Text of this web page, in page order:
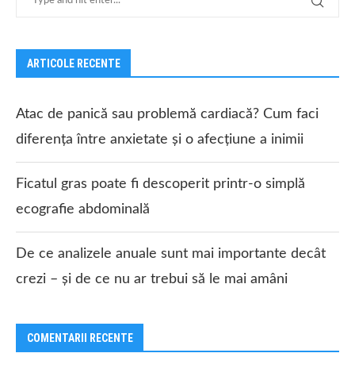
ARTICOLE RECENTE
Atac de panică sau problemă cardiacă? Cum faci
diferența între anxietate și o afecțiune a inimii
Ficatul gras poate fi descoperit printr-o simplă
ecografie abdominală
De ce analizele anuale sunt mai importante decât
crezi – și de ce nu ar trebui să le mai amâni
COMENTARII RECENTE